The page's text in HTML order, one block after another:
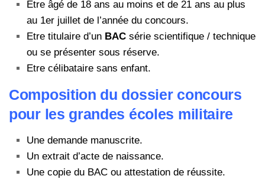
Etre âgé de 18 ans au moins et de 21 ans au plus
au 1er juillet de l’année du concours.
Etre titulaire d’un BAC série scientifique / technique
ou se présenter sous réserve.
Etre célibataire sans enfant.
Composition du dossier concours
pour les grandes écoles militaire
Une demande manuscrite.
Un extrait d’acte de naissance.
Une copie du BAC ou attestation de réussite.